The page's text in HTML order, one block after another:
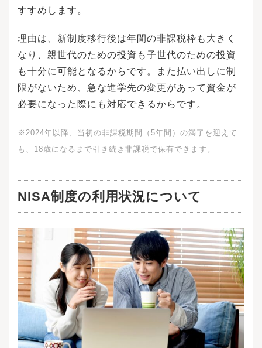
すすめします。
理由は、新制度移行後は年間の非課税枠も大きく
なり、親世代のための投資も子世代のための投資
も十分に可能となるからです。また払い出しに制
限がないため、急な進学先の変更があって資金が
必要になった際にも対応できるからです。
※2024年以降、当初の非課税期間（5年間）の満了を迎えて
も、18歳になるまで引き続き非課税で保有できます。
NISA制度の利用状況について